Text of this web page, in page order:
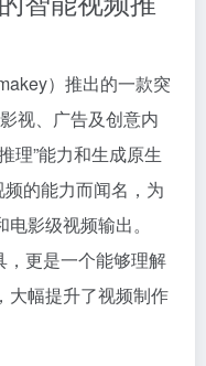
）推出的一款突
视、广告及创意内
理”能力和生成原生
的能力而闻名，为
影级视频输出。
，更是一个能够理解
大幅提升了视频制作